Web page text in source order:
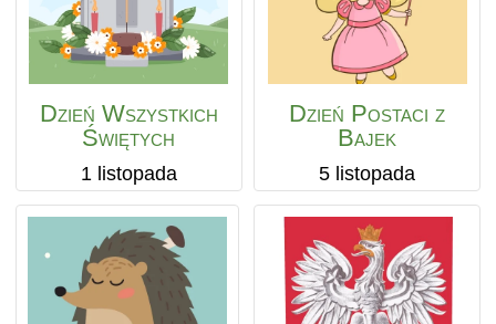
Dzień Postaci z
Bajek
5 listopada
Dzień Wszystkich
Świętych
1 listopada